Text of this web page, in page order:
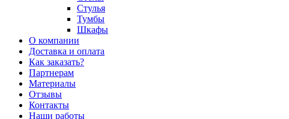
Стулья
Тумбы
Шкафы
О компании
Доставка и оплата
Как заказать?
Партнерам
Материалы
Отзывы
Контакты
Наши работы